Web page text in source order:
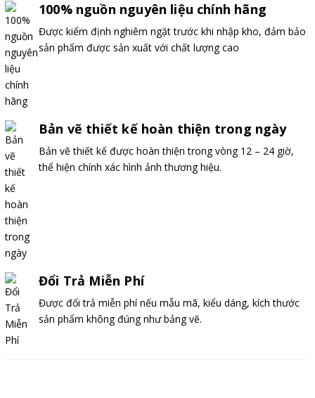
100% nguồn nguyên liệu chính hãng
Được kiểm định nghiêm ngặt trước khi nhập kho, đảm bảo
sản phẩm được sản xuất với chất lượng cao
Bản vẽ thiết kế hoàn thiện trong ngày
Bản vẽ thiết kế được hoàn thiện trong vòng 12 – 24 giờ,
thể hiện chính xác hình ảnh thương hiệu.
Đổi Trả Miễn Phí
Được đổi trả miễn phí nếu mẫu mã, kiểu dáng, kích thước
sản phẩm không đúng như bảng vẽ.